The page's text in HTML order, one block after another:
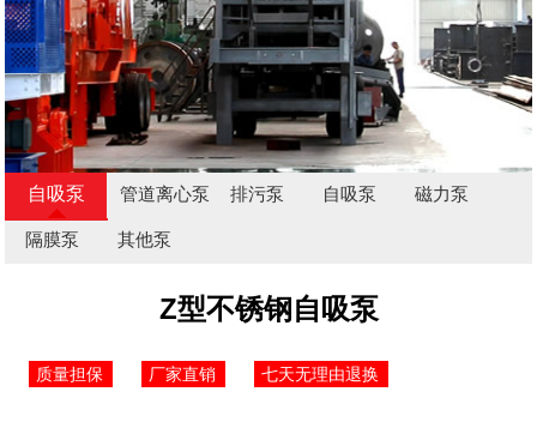
自吸泵 管道离心泵 排污泵 自吸泵 磁力泵
隔膜泵 其他泵
Z型不锈钢自吸泵
质量担保 厂家直销 七天无理由退换